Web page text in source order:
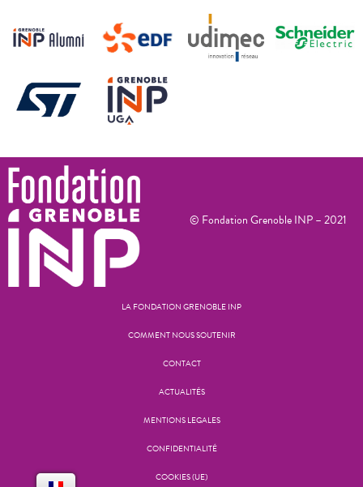
© Fondation Grenoble INP – 2021
LA FONDATION GRENOBLE INP
COMMENT NOUS SOUTENIR
CONTACT
ACTUALITÉS
MENTIONS LEGALES
CONFIDENTIALITÉ
COOKIES (UE)